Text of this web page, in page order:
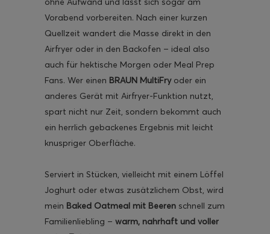
Vorabend vorbereiten. Nach einer kurzen
Quellzeit wandert die Masse direkt in den
Airfryer oder in den Backofen – ideal also
auch für hektische Morgen oder Meal Prep
Fans. Wer einen BRAUN MultiFryoder ein
anderes Gerät mit Airfryer-Funktion nutzt,
spart nicht nur Zeit, sondern bekommt auch
ein herrlich gebackenes Ergebnis mit leicht
knuspriger Oberfläche.
Serviert in Stücken, vielleicht mit einem Löffel
Joghurt oder etwas zusätzlichem Obst, wird
mein Baked Oatmeal mit Beeren schnell zum
Familienliebling – warm, nahrhaft und voller